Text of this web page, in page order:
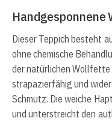
Handgesponnene
Dieser Teppich besteht
ohne chemische
der natürlichen Wollfette
strapazierfähig und
Schmutz. Die weiche
und unterstreicht den